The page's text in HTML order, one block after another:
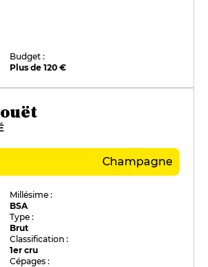
Budget :
Plus de 120 €
Champagne
Millésime :
BSA
Type :
Brut
Classification :
1er cru
Cépages :